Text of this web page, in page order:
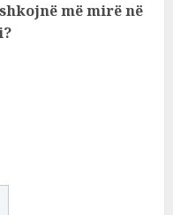
më mirë në